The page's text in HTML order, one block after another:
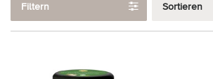
Filtern Sortieren